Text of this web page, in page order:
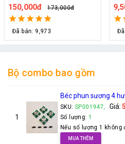
150,000đ 173,000đ
Đã bán: 9,973
Bộ combo bao gồm
1
Béc phun sương 4
SKU: SP001947, Giá:
Số lượng: 1
Nếu số lượng 1 không
MUA THÊM